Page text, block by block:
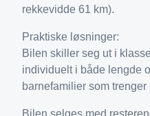
rekkevidde 61 km).
Praktiske løsninger:
Bilen skiller seg ut i
individuelt i både lengde
barnefamilier som
Bilen selges med